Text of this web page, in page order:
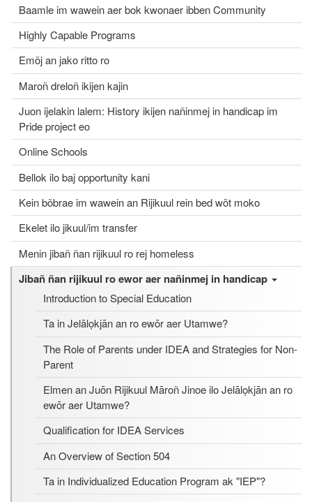
Baamle im wawein aer bok kwonaer ibben Community
Highly Capable Programs
Emõj an jako ritto ro
Maroñ dreloñ ikijen kajin
Juon ijelakin lalem: History ikijen nañinmej in handicap im
Pride project eo
Online Schools
Bellok ilo baj opportunity kani
Kein bõbrae im wawein an Rijikuul rein bed wõt moko
Ekelet ilo jikuul/im transfer
Menin jibañ ñan rijikuul ro rej homeless
Jibañ ñan rijikuul ro ewor aer nañinmej in handicap
Introduction to Special Education
Ta in Jelālọkjān an ro ewōr aer Utamwe?
The Role of Parents under IDEA and Strategies for Non-
Parent
Elmen an Juōn Rijikuul Māroñ Jinoe ilo Jelālọkjān an ro
ewōr aer Utamwe?
Qualification for IDEA Services
An Overview of Section 504
Ta in Individualized Education Program ak "IEP"?